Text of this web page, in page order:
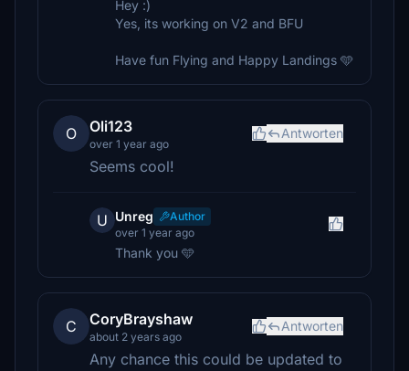
Hey :)
Yes, its working on V2 and BFU
Have fun Flying and Happy Landings 🩵
O Oli123
over 1 year ago
Antworten
Seems cool!
U Unreg
Author
over 1 year ago
Thank you 🩵
C CoryBrayshaw
about 2 years ago
Antworten
Any chance this could be updated to